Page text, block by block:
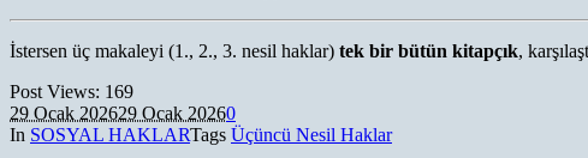
İstersen üç makaleyi (1., 2., 3. nesil haklar) tek bir bütün kitapçık,
Post Views: 169
29 Ocak 202629 Ocak 20260
In SOSYAL HAKLARTags Üçüncü Nesil Haklar